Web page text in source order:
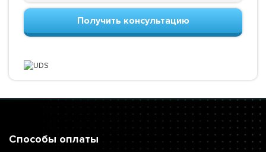
Получить консультацию
Способы оплаты